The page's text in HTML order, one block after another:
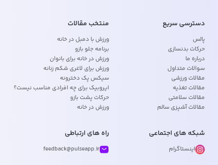
دسترسی سریع
پالس
حرکات بدنسازی
درباره ما
سوالات متداول
مقالات ورزشی
مقالات تغذیه
مقالات سلامتی
مقالات آشپزی سالم
منتخب مقالات
ورزش با دمبل در خانه
برنامه جلو بازو
ورزش در خانه برای بانوان
ورزش برای لاغری شکم زنانه
سیکس پک دخترونه
ایروبیک برای چه افرادی مناسب نیست؟
حرکات پشت بازو
ورزش در خانه
شبکه های اجتماعی
اینستاگرام
راه های ارتباطی
feedback@pulseapp.ir